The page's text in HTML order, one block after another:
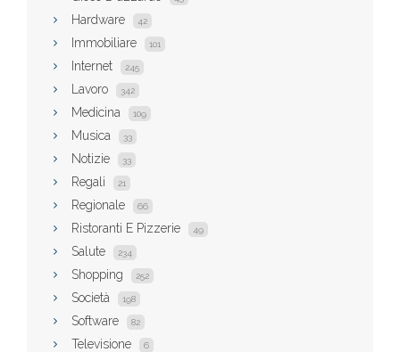
Hardware 42
Immobiliare 101
Internet 245
Lavoro 342
Medicina 109
Musica 33
Notizie 33
Regali 21
Regionale 66
Ristoranti E Pizzerie 49
Salute 234
Shopping 252
Società 198
Software 82
Televisione 6